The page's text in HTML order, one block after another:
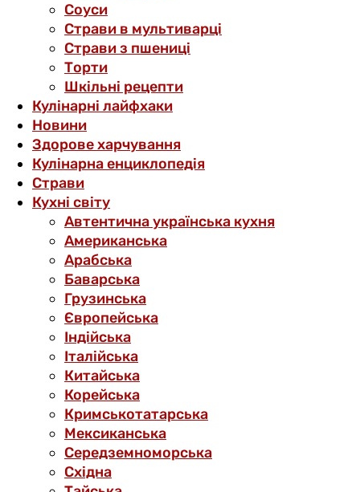
Соуси
Страви в мультиварці
Страви з пшениці
Торти
Шкільні рецепти
Кулінарні лайфхаки
Новини
Здорове харчування
Кулінарна енциклопедія
Страви
Кухні світу
Автентична українська кухня
Американська
Арабська
Баварська
Грузинська
Європейська
Індійська
Італійська
Китайська
Корейська
Кримськотатарська
Мексиканська
Середземноморська
Східна